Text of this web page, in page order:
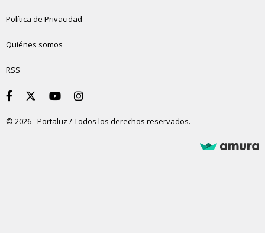
Política de Privacidad
Quiénes somos
RSS
© 2026 - Portaluz / Todos los derechos reservados.